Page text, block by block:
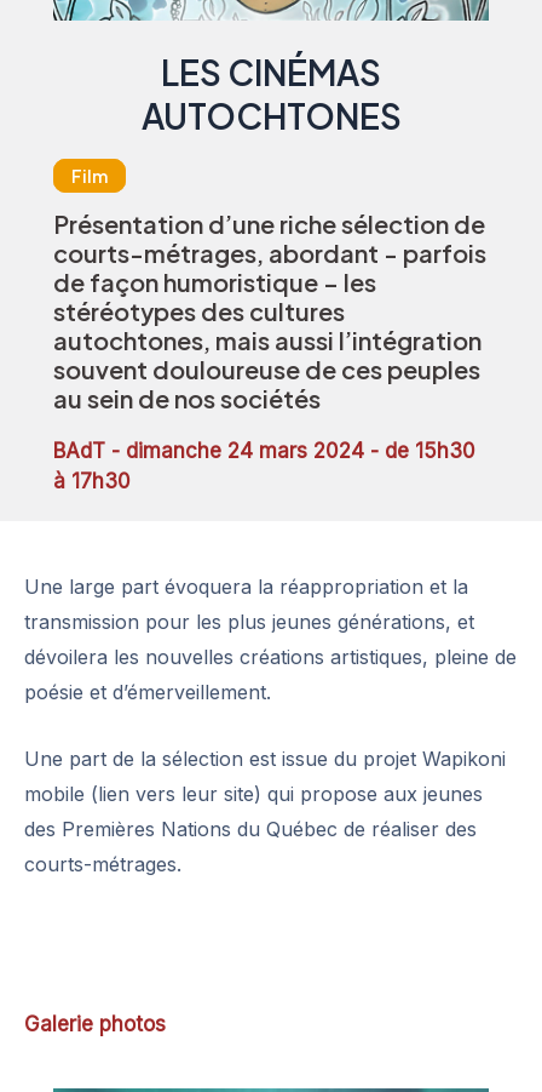
LES CINÉMAS
AUTOCHTONES
Film
Présentation d’une riche sélection de
courts-métrages, abordant - parfois
de façon humoristique – les
stéréotypes des cultures
autochtones, mais aussi l’intégration
souvent douloureuse de ces peuples
au sein de nos sociétés
BAdT - dimanche 24 mars 2024 - de 15h30
à 17h30
Une large part évoquera la réappropriation et la
transmission pour les plus jeunes générations, et
dévoilera les nouvelles créations artistiques, pleine de
poésie et d’émerveillement.
Une part de la sélection est issue du projet Wapikoni
mobile (lien vers leur site) qui propose aux jeunes
des Premières Nations du Québec de réaliser des
courts-métrages.
Galerie photos